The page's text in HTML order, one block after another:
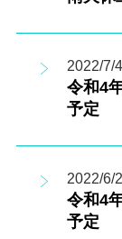
2022/7/
令和4
予定
2022/6/
令和4
予定